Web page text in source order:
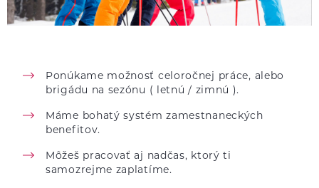
Ponúkame možnosť celoročnej práce, alebo
brigádu na sezónu ( letnú / zimnú ).
Máme bohatý systém zamestnaneckých
benefitov.
Môžeš pracovať aj nadčas, ktorý ti
samozrejme zaplatíme.